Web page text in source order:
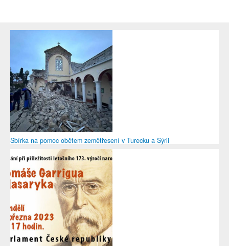
Sbírka na pomoc obětem zemětřesení v Turecku a Sýrii